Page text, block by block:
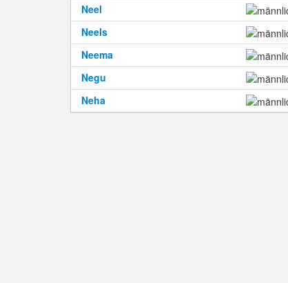
Neel
Neels
Neema
Negu
Neha